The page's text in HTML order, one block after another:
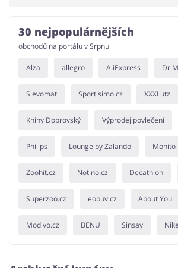
30 nejpopulárnějších
obchodů na portálu v Srpnu
Alza allegro AliExpress
Slevomat Sportisimo.cz XXXLutz
Knihy Dobrovský Výprodej povlečení
Philips Lounge by Zalando Mohito
Zoohit.cz Notino.cz Decathlon
Superzoo.cz eobuv.cz About You
Modivo.cz BENU Sinsay Nike